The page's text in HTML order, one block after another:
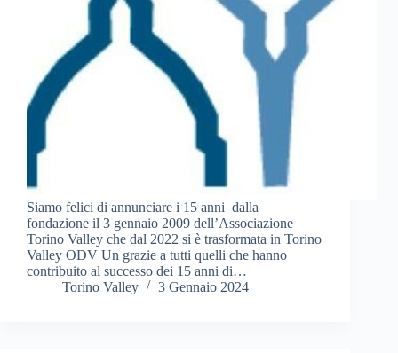
Siamo felici di annunciare i 15 anni dalla
fondazione il 3 gennaio 2009 dell’Associazione
Torino Valley che dal 2022 si è trasformata in Torino
Valley ODV Un grazie a tutti quelli che hanno
contribuito al successo dei 15 anni di…
Torino Valley
3 Gennaio 2024